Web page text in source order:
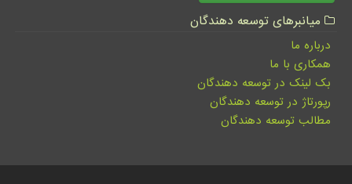
میانبرهای توسعه دهندگان
درباره ما
همکاری با ما
بک لینک در توسعه دهندگان
رپورتاژ در توسعه دهندگان
مطالب توسعه دهندگان